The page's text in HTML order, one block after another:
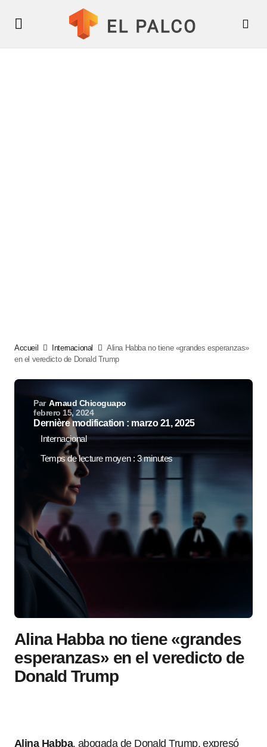
Accueil Internacional
Alina Habba no tiene «grandes esperanzas»
en el veredicto de Donald Trump
Par Arnaud Chicoguapo
febrero 15, 2024
Dernière modification : marzo 21, 2025
Internacional
Temps de lecture moyen : 3 minutes
Alina Habba no tiene «grandes
esperanzas» en el veredicto de
Donald Trump
Alina Habba, abogada de Donald Trump, expresó